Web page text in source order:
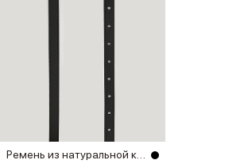
Ремень из натуральной кожи